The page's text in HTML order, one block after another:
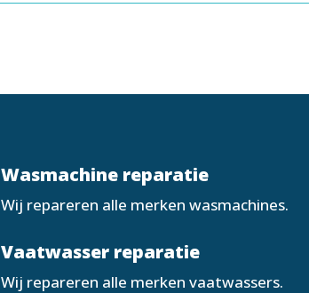
Wasmachine reparatie
Wij repareren alle merken wasmachines.
Vaatwasser reparatie
Wij repareren alle merken vaatwassers.